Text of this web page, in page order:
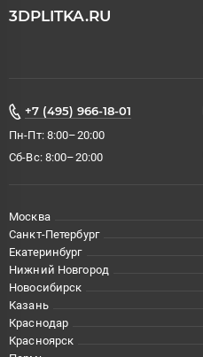
3DPLITKA.RU
+7 (495) 966-18-01
Пн-Пт: 8:00–20:00
Сб-Вс: 8:00–20:00
Москва
Санкт-Петербург
Екатеринбург
Нижний Новгород
Новосибирск
Казань
Краснодар
Красноярск